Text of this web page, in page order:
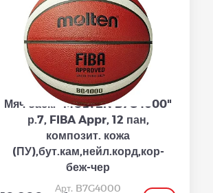
Мяч баск. "MOLTEN B7G4000"
р.7, FIBA Appr, 12 пан,
композит. кожа
(ПУ),бут.кам,нейл.корд,кор-
беж-чер
Арт. B7G4000